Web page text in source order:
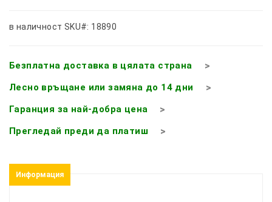
в наличност SKU#: 18890
Безплатна доставка в цялата страна
Лесно връщане или замяна до 14 дни
Гаранция за най-добра цена
Прегледай преди да платиш
Информация